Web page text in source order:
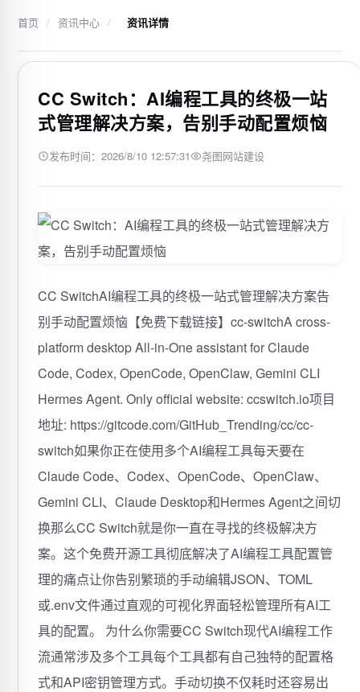
首页 / 资讯中心 / 资讯详情
CC Switch：AI编程工具的终极一站
式管理解决方案，告别手动配置烦恼
发布时间：2026/8/10 12:57:31 尧图网站建设
CC SwitchAI编程工具的终极一站式管理解决方案告
别手动配置烦恼【免费下载链接】cc-switchA cross-
platform desktop All-in-One assistant for Claude
Code, Codex, OpenCode, OpenClaw, Gemini CLI
Hermes Agent. Only official website: ccswitch.io项目
地址: https://gitcode.com/GitHub_Trending/cc/cc-
switch如果你正在使用多个AI编程工具每天要在
Claude Code、Codex、OpenCode、OpenClaw、
Gemini CLI、Claude Desktop和Hermes Agent之间切
换那么CC Switch就是你一直在寻找的终极解决方
案。这个免费开源工具彻底解决了AI编程工具配置管
理的痛点让你告别繁琐的手动编辑JSON、TOML
或.env文件通过直观的可视化界面轻松管理所有AI工
具的配置。 为什么你需要CC Switch现代AI编程工作
流通常涉及多个工具每个工具都有自己独特的配置格
式和API密钥管理方式。手动切换不仅耗时还容易出